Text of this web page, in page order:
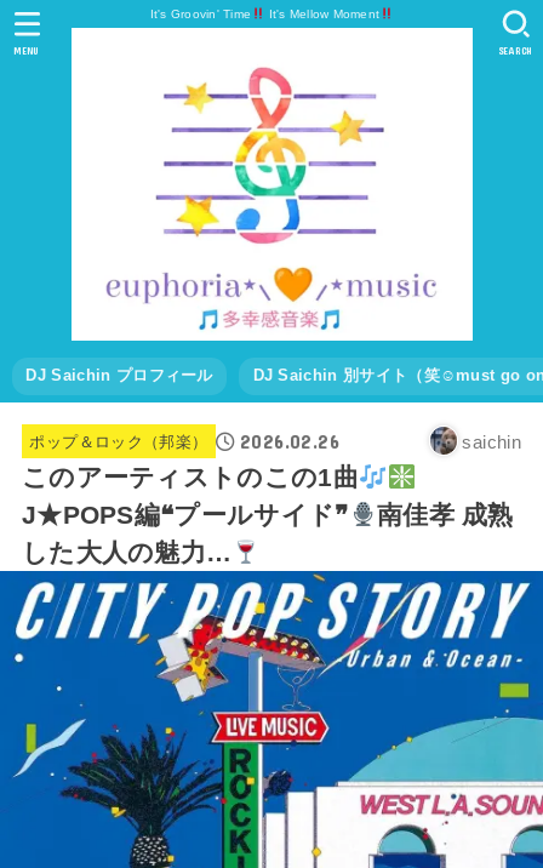
It's Groovin' Time It's Mellow Moment
DJ Saichin プロフィール DJ Saichin 別サイト（笑☺must go
SEARCH
MENU
ポップ＆ロック（邦楽） 2026.02.26 saichin
このアーティストのこの1曲
J★POPS編❝プールサイド❞
南佳孝 成熟
した大人の魅力…